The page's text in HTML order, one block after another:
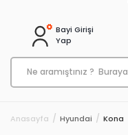
Bayi Girişi
Yap
Anasayfa Hyundai Kona